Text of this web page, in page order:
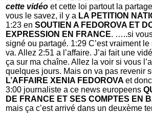
cette vidéo et cette loi partout la
vous le savez, il y a LA PETITION
1:23 enSOUTIEN A FEDOROVA ET
EXPRESSION EN FRANCE. …..si
signé ou partagé. 1:29 C’est vraiment
va. Allez 2:51 a l’affaire. J’ai fait une
ça sur ma chaîne. Allez la voir si vous
quelques jours. Mais on va pas revenir
L’AFFAIRE XENIA FEDOROVAet
3:00 journaliste a ce news europeens
DE FRANCE ET SES COMPTES EN
mais ça c’est arrivé dans un deuxème